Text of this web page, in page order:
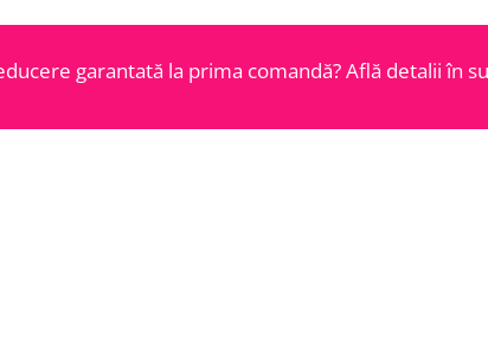
garantată la prima comandă? Află detalii în